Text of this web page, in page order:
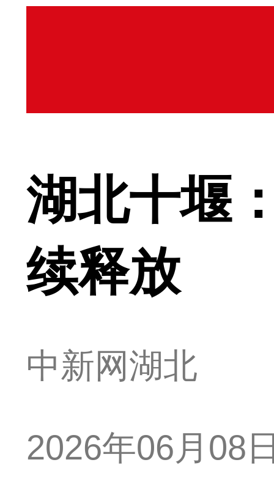
湖北十堰
续释放
中新网湖北
2026年06月08